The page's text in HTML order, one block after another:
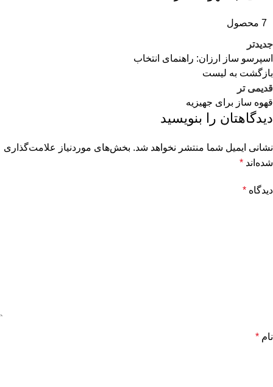
7 محصول
جدیدتر
اسپرسو ساز ارزان: راهنمای انتخاب
بازگشت به لیست
قدیمی تر
قهوه ساز برای جهیزیه
دیدگاهتان را بنویسید
نشانی ایمیل شما منتشر نخواهد شد. بخش‌های موردنیاز علامت‌گذاری
شده‌اند *
دیدگاه *
نام *